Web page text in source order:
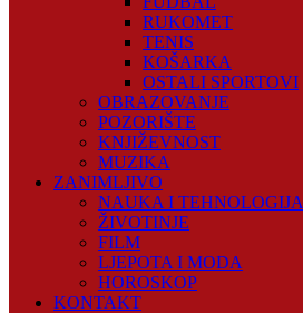
RUKOMET
TENIS
KOŠARKA
OSTALI SPORTOVI
OBRAZOVANJE
POZORIŠTE
KNJIŽEVNOST
MUZIKA
ZANIMLJIVO
NAUKA I TEHNOLOGIJA
ŽIVOTINJE
FILM
LJEPOTA I MODA
HOROSKOP
KONTAKT